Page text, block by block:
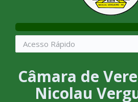
Câmara de
Nicolau